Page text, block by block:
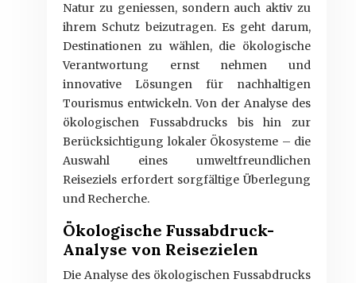
Natur zu geniessen, sondern auch aktiv zu
ihrem Schutz beizutragen. Es geht darum,
Destinationen zu wählen, die ökologische
Verantwortung ernst nehmen und
innovative Lösungen für nachhaltigen
Tourismus entwickeln. Von der Analyse des
ökologischen Fussabdrucks bis hin zur
Berücksichtigung lokaler Ökosysteme – die
Auswahl eines umweltfreundlichen
Reiseziels erfordert sorgfältige Überlegung
und Recherche.
Ökologische Fussabdruck-
Analyse von Reisezielen
Die Analyse des ökologischen Fussabdrucks